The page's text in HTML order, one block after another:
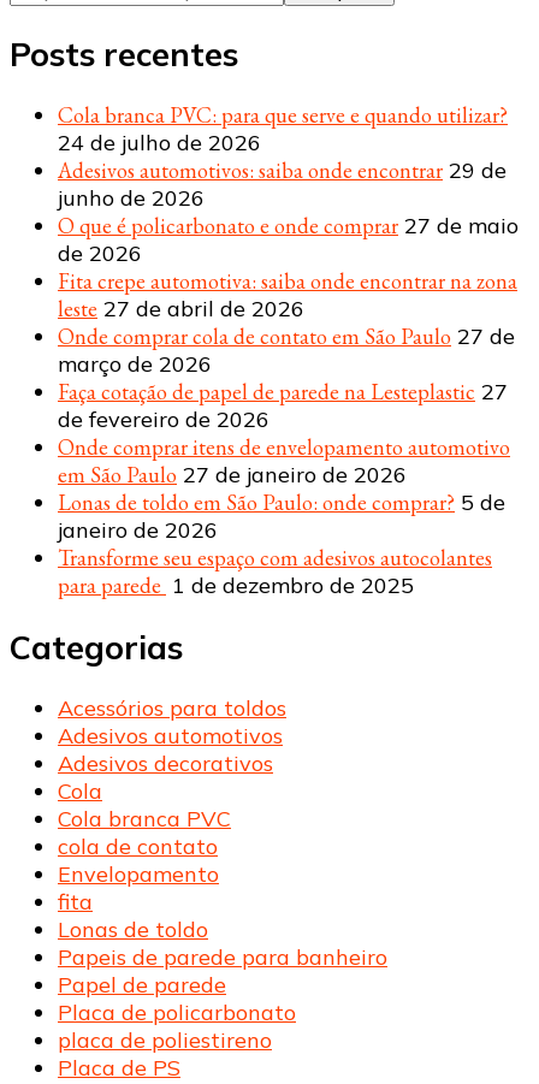
Posts recentes
Cola branca PVC: para que serve e quando utilizar?
24 de julho de 2026
Adesivos automotivos: saiba onde encontrar 29 de
junho de 2026
O que é policarbonato e onde comprar 27 de maio
de 2026
Fita crepe automotiva: saiba onde encontrar na zona
leste 27 de abril de 2026
Onde comprar cola de contato em São Paulo 27 de
março de 2026
Faça cotação de papel de parede na Lesteplastic 27
de fevereiro de 2026
Onde comprar itens de envelopamento automotivo
em São Paulo 27 de janeiro de 2026
Lonas de toldo em São Paulo: onde comprar? 5 de
janeiro de 2026
Transforme seu espaço com adesivos autocolantes
para parede 1 de dezembro de 2025
Categorias
Acessórios para toldos
Adesivos automotivos
Adesivos decorativos
Cola
Cola branca PVC
cola de contato
Envelopamento
fita
Lonas de toldo
Papeis de parede para banheiro
Papel de parede
Placa de policarbonato
placa de poliestireno
Placa de PS